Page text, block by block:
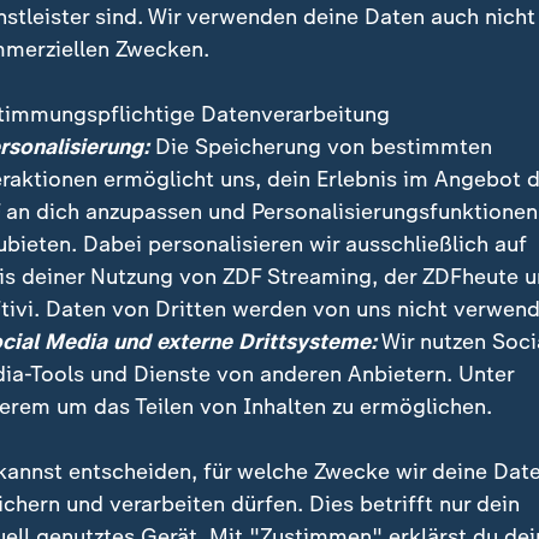
Motto "Menschenwürde verteidigen" am Tag des
zwischen Bayern und Stuttgart / Papst Leo
Lehrschreiben
sind. Wir verwenden deine Daten auch nicht
Zwecken.
Datenverarbeitung
Die Speicherung von bestimmten
ermöglicht uns, dein Erlebnis im Angebot
an dich anzupassen und Personalisierungsfunktionen
Dabei personalisieren wir ausschließlich auf
deiner Nutzung von ZDF Streaming, der ZDFheute
Daten von Dritten werden von uns nicht
Media und externe Drittsysteme:Wir nutzen
Tools und Dienste von anderen Anbietern. Unter
um das Teilen von Inhalten zu ermöglichen.
entscheiden, für welche Zwecke wir deine
und verarbeiten dürfen. Dies betrifft nur dein